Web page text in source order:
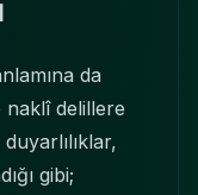
da
naklî delillere
gibi;